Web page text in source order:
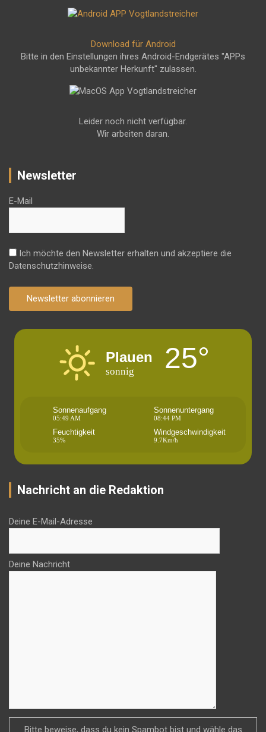
Download für Android
Bitte in den Einstellungen ihres Android-Endgerätes "APPs
unbekannter Herkunft" zulassen.
Leider noch nicht verfügbar.
Wir arbeiten daran.
Newsletter
E-Mail
Ich möchte den Newsletter erhalten und akzeptiere die
Datenschutzhinweise.
Newsletter abonnieren
Plauen
sonnig 25°
Sonnenaufgang
05:49 AM
Sonnenuntergang
08:44 PM
Feuchtigkeit
35%
Windgeschwindigkeit
9.7Km/h
Nachricht an die Redaktion
Deine E-Mail-Adresse
Deine Nachricht
Bitte beweise, dass du kein Spambot bist und wähle das